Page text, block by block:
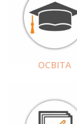
ОСВІТА